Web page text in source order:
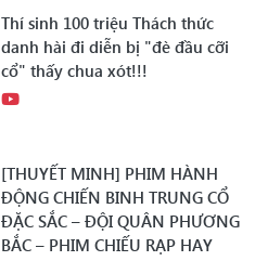
Thí sinh 100 triệu Thách thức
danh hài đi diễn bị "đè đầu cỡi
cổ" thấy chua xót!!!
[THUYẾT MINH] PHIM HÀNH
ĐỘNG CHIẾN BINH TRUNG CỔ
ĐẶC SẮC – ĐỘI QUÂN PHƯƠNG
BẮC – PHIM CHIẾU RẠP HAY